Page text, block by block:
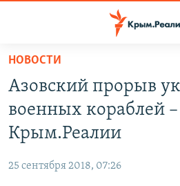
Вернуться
основному
содержанию
Вернутся
главной
навигации11 ЛЕТ ОККУПАЦИИ КРЫМА. 11
ВОДА
ЕЩЕ
НОВОСТИ
Азовский прорыв
военных кораблей
Крым.Реалии
25 сентября 2018, 07:26